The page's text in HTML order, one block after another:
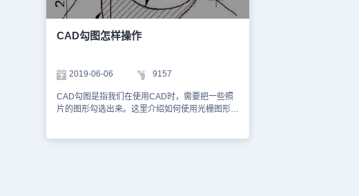
绍这么多了。安装浩辰CAD软件试试吧。更多
CAD教程技巧，可关注浩辰CAD官网进行查看。
CAD勾图怎样操作
2019-06-06 9157
CAD勾图是指我们在使用CAD时，需要把一些照
片的图形勾选出来。这里介绍如何使用光栅图形的